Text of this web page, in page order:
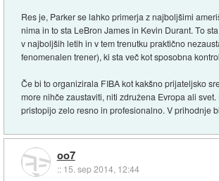
Res je, Parker se lahko primerja z najboljšimi
nima in to sta LeBron James in Kevin Durant. To
v najboljših letih in v tem trenutku praktično
fenomenalen trener), ki sta več kot sposobna
Če bi to organizirala FIBA kot kakšno prijateljsko
more nihče zaustaviti, niti združena Evropa ali
pristopijo zelo resno in profesionalno. V prihodnje
oo7
:: 15. sep 2014, 12:44